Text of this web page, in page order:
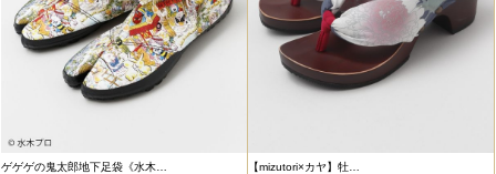
ゲゲゲの鬼太郎地下足袋《水木… 【mizutori×カヤ】牡…